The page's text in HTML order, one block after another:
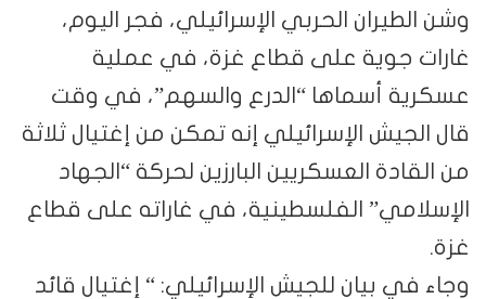
الحربي الإسرائيلي، فجر اليوم،
جوية على قطاع غزة، في عملية
أسماها “الدرع والسهم”، في وقت
الإسرائيلي إنه تمكن من إغتيال ثلاثة
العسكريين البارزين لحركة “الجهاد
الفلسطينية، في غاراته على قطاع
بيان للجيش الإسرائيلي: “ إغتيال قائد